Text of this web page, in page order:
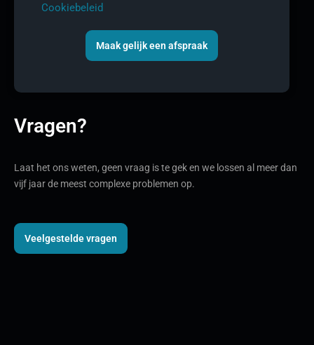
Cookiebeleid
Maak gelijk een afspraak
Vragen?
Laat het ons weten, geen vraag is te gek en we lossen al meer dan
vijf jaar de meest complexe problemen op.
Veelgestelde vragen